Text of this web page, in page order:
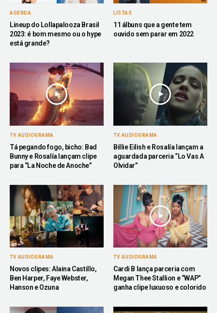
AGENDA
Lineup do Lollapalooza Brasil
2023: é bom mesmo ou o hype
está grande?
LISTAS
11 álbuns que a gente tem
ouvido sem parar em 2022
TV AUDIOGRAMA
Tá pegando fogo, bicho: Bad
Bunny e Rosalía lançam clipe
para “La Noche de Anoche”
TV AUDIOGRAMA
Billie Eilish e Rosalía lançam a
aguardada parceria “Lo Vas A
Olvidar”
TV AUDIOGRAMA
Novos clipes: Alaina Castillo,
Ben Harper, Faye Webster,
Hanson e Ozuna
TV AUDIOGRAMA
Cardi B lança parceria com
Megan Thee Stallion e “WAP”
ganha clipe luxuoso e colorido